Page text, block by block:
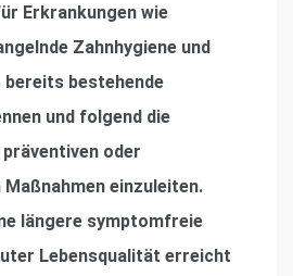
Erkrankungen wie
Zahnhygiene und
bestehende
und folgend die
oder
einzuleiten.
längere symptomfreie
Lebensqualität erreicht